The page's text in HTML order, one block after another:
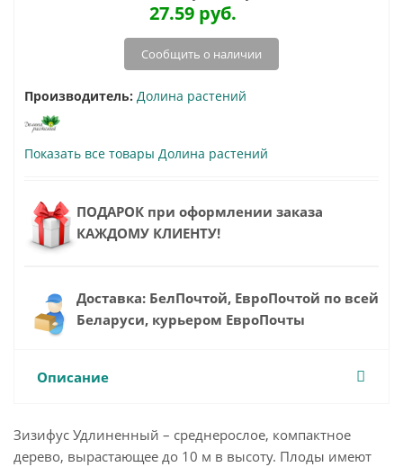
27.59руб.
Сообщить о наличии
Производитель: Долина растений
Показать все товары Долина растений
ПОДАРОК при оформлении заказа
КАЖДОМУ КЛИЕНТУ!
Доставка: БелПочтой, ЕвроПочтой по всей
Беларуси, курьером ЕвроПочты
Описание
Зизифус Удлиненный – среднерослое, компактное
дерево, вырастающее до 10 м в высоту. Плоды имеют